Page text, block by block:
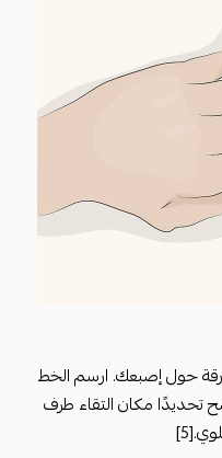
حول إصبعك. ارسم الخط
تحديدًا مكان التقاء طرف